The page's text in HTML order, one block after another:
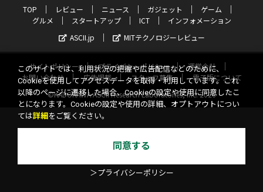
TOP レビュー ニュース ガジェット
ゲーム
グルメ
スタートアップ ICT
インフォメーション
ASCII.jp
MITテクノロジーレビュー
サイトポリシー プライバシーポリシー
運営会社
お問い合わせ
広告掲載 スタッフ募集
電子版について
©KADOKAWA ASCII Research Laboratories, Inc. 2026
このサイトでは、利用状況の把握や広告配信などのために、
Cookieを使用してアクセスデータを取得・利用しています。これ
以降のページに遷移した場合、Cookieの設定や使用に同意したこ
とになります。Cookieの設定や使用の詳細、オプトアウトについ
ては詳細 をご覧ください。
同意する
＞プライバシーポリシー